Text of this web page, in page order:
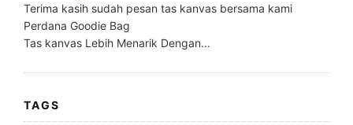
Terima kasih sudah pesan tas kanvas bersama kami
Perdana Goodie Bag
Tas kanvas Lebih Menarik Dengan…
TAGS